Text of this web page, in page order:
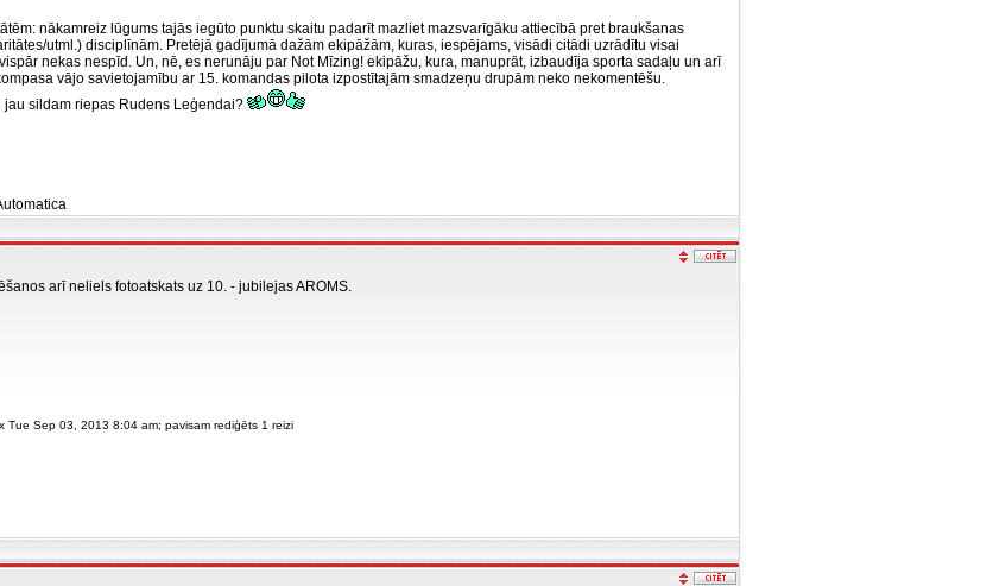
nākamreiz lūgums tajās iegūto punktu skaitu padarīt mazliet mazsvarīgāku attiecībā pret braukšanas
utml.) disciplīnām. Pretējā gadījumā dažām ekipāžām, kuras, iespējams, visādi citādi uzrādītu visai
nekas nespīd. Un, nē, es nerunāju par Not Mīzing! ekipāžu, kura, manuprāt, izbaudīja sporta sadaļu un arī
vājo savietojamību ar 15. komandas pilota izpostītajām smadzeņu drupām neko nekomentēšu.
sildam riepas Rudens Leģendai?
arī neliels fotoatskats uz 10. - jubilejas AROMS.
Tue Sep 03, 2013 8:04 am; pavisam rediģēts 1 reizi